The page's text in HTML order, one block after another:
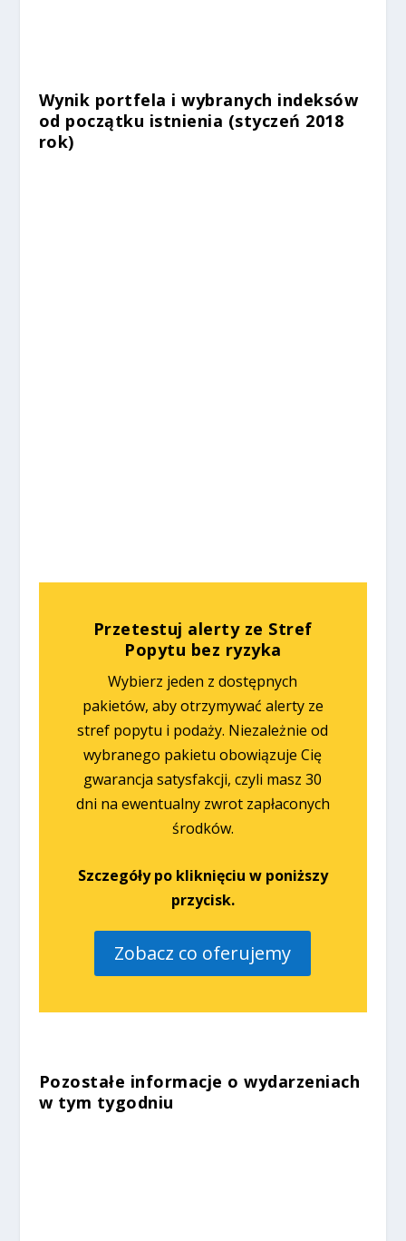
Wynik portfela i wybranych indeksów
od początku istnienia (styczeń 2018
rok)
Przetestuj alerty ze Stref
Popytu bez ryzyka
Wybierz jeden z dostępnych
pakietów, aby otrzymywać alerty ze
stref popytu i podaży. Niezależnie od
wybranego pakietu obowiązuje Cię
gwarancja satysfakcji, czyli masz 30
dni na ewentualny zwrot zapłaconych
środków.
Szczegóły po kliknięciu w poniższy
przycisk.
Zobacz co oferujemy
Pozostałe informacje o wydarzeniach
w tym tygodniu